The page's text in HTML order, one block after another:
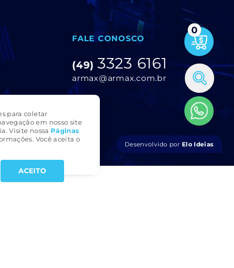
para coletar
em nosso site
Visite nossa Páginas
Você aceita o
ACEITO
0
FALE CONOSCO
(49) 3323 6161
armax@armax.com.br
Desenvolvido por Elo Ideias